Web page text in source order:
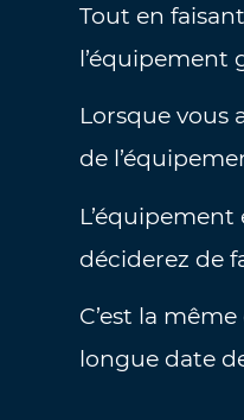
Tout en
l’équipement
Lorsque vous
de
déciderez de
C’est la
longue date